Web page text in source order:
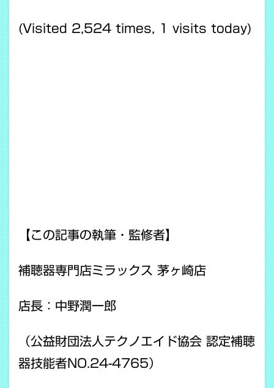
(Visited 2,524 times, 1 visits today)
【この記事の執筆・監修者】
補聴器専門店ミラックス 茅ヶ崎店
店長：中野潤一郎
（公益財団法人テクノエイド協会 認定補聴
器技能者NO.24-4765）